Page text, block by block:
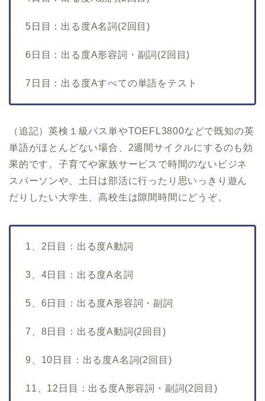
5 日目：出る度A名詞(2回目)
6 日目：出る度A形容詞・副詞(2回目)
7 日目：出る度Aすべての単語をテスト
（追記）英検１級パス単やTOEFL3800などで既知の英
単語がほとんどない場合、2週間サイクルにするのも効
果的です。子育てや家族サービスで時間のないビジネ
スパーソンや、土日は部活に行ったり思いっきり遊ん
だりしたい大学生、高校生は隙間時間にどうぞ。
1 、2日目：出る度A動詞
3 、4日目：出る度A名詞
5 6日目 ：出る度A形容詞・副詞
7 、8日目：出る度A動詞(2回目)
9 10 日目 ：出る度A名詞(2回目)
11 12 日目 ：出る度A形容詞・副詞(2回目)